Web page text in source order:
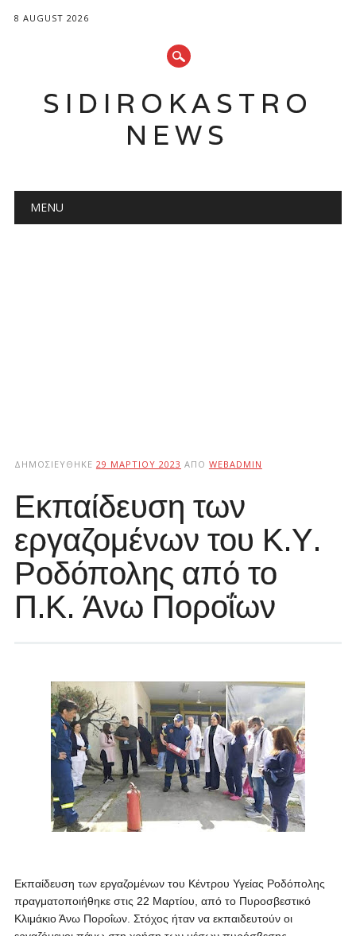
8 AUGUST 2026
SIDIROKASTRO
NEWS
Main menu
MENU
ΔΗΜΟΣΙΕΎΘΗΚΕ 29 ΜΑΡΤΊΟΥ 2023 ΑΠΌ WEBADMIN
Εκπαίδευση των
εργαζομένων του Κ.Υ.
Ροδόπολης από το
Π.Κ. Άνω Ποροΐων
Εκπαίδευση των εργαζομένων του Κέντρου Υγείας Ροδόπολης
πραγματοποιήθηκε στις 22 Μαρτίου, από το Πυροσβεστικό
Κλιμάκιο Άνω Ποροΐων. Στόχος ήταν να εκπαιδευτούν οι